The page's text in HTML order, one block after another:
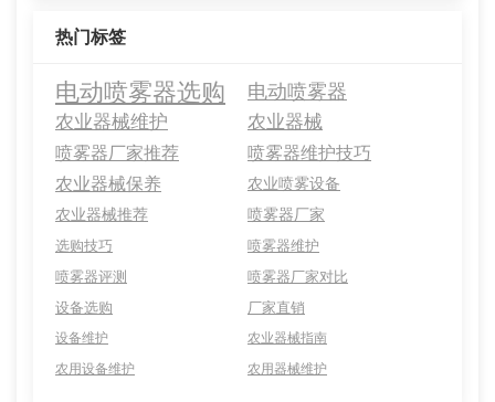
热门标签
电动喷雾器选购 电动喷雾器
农业器械维护 农业器械
喷雾器厂家推荐
喷雾器维护技巧
农业器械保养
农业喷雾设备
农业器械推荐
喷雾器厂家
选购技巧
喷雾器维护
喷雾器评测
喷雾器厂家对比
设备选购
厂家直销
设备维护
农业器械指南
农用设备维护
农用器械维护